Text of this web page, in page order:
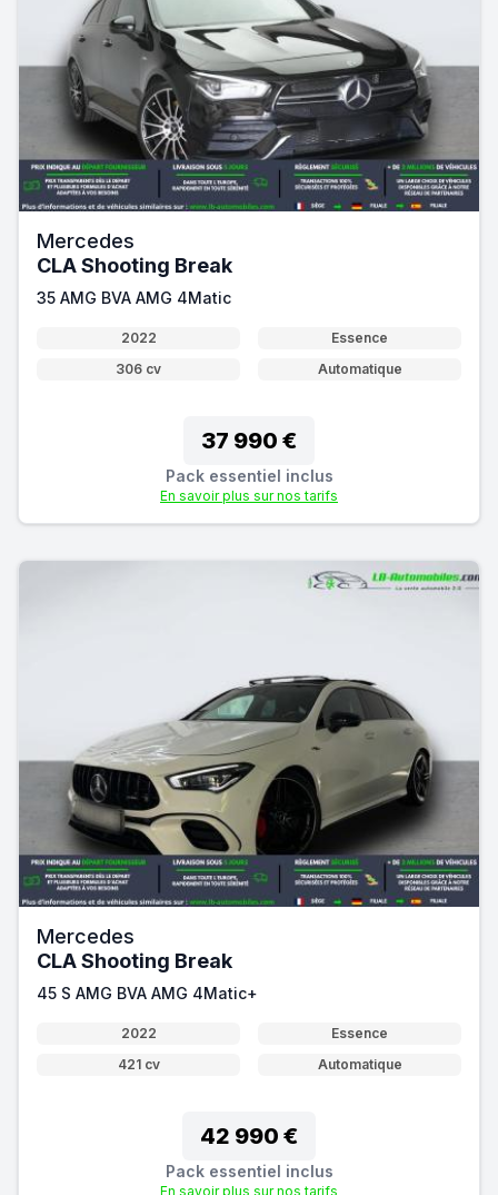
Mercedes
CLA Shooting Break
35 AMG BVA AMG 4Matic
2022
Essence
306 cv
Automatique
37 990 €
Pack essentiel inclus
En savoir plus sur nos tarifs
Mercedes
CLA Shooting Break
45 S AMG BVA AMG 4Matic+
2022
Essence
421 cv
Automatique
42 990 €
Pack essentiel inclus
En savoir plus sur nos tarifs